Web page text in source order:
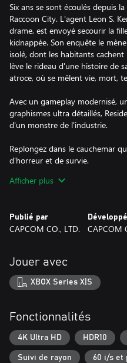
Six ans se sont écoulés depuis
Raccoon City. L'agent Leon S.
drame, est envoyé secourir la
kidnappée. Son enquête le
isolé, dont les habitants
lève le rideau d'une histoire de
atroce, où se mêlent vie, mort,
Avec un gameplay modernisé,
graphismes ultra détaillés,
d'un monstre de l'industrie.
Replongez dans le cauchemar
d'horreur et de survie.
* Informations à destination des
résidant dans l’Union
suivante :https://
Afficher plus
Publié par
CAPCOM CO., LTD. CAPCOM
Jouer avec
XBOX Series X|S
Fonctionnalités
4K Ultra HD HDR10
Suivi de rayon 60 i/s et